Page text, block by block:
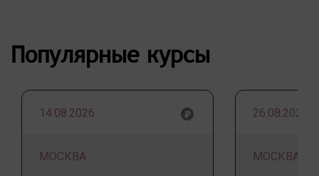
Популярные курсы
14.08.2026
МОСКВА
26.08.2026
МОСКВА